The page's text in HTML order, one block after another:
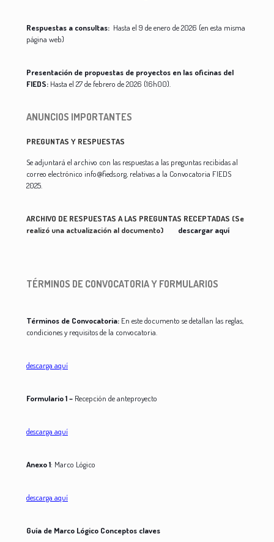
Respuestas a consultas: Hasta el 9 de enero de 2026 (en esta misma
página web)
Presentación de propuestas de proyectos en las oficinas del
FIEDS: Hasta el 27 de febrero de 2026 (16h00).
ANUNCIOS IMPORTANTES
PREGUNTAS Y RESPUESTAS
Se adjuntará el archivo con las respuestas a las preguntas recibidas al
correo electrónico info@fieds.org, relativas a la Convocatoria FIEDS
2025.
ARCHIVO DE RESPUESTAS A LAS PREGUNTAS RECEPTADAS (Se
realizó una actualización al documento)
descargar aquí
TÉRMINOS DE CONVOCATORIA Y FORMULARIOS
Términos de Convocatoria: En este documento se detallan las reglas,
condiciones y requisitos de la convocatoria.
descarga aquí
Formulario 1 – Recepción de anteproyecto
descarga aquí
Anexo 1: Marco Lógico
descarga aquí
Guía de Marco Lógico Conceptos claves